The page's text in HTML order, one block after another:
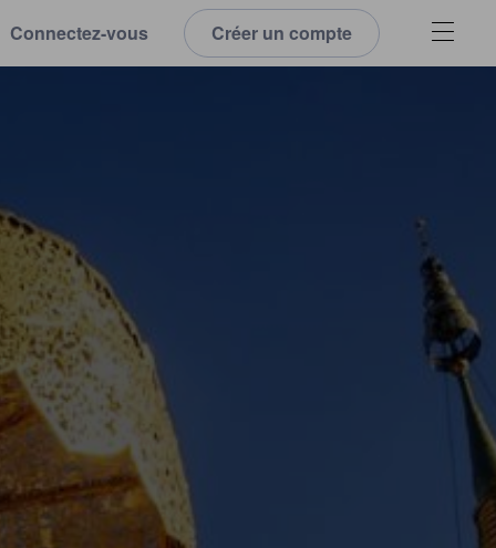
Connectez-vous Créer un compte